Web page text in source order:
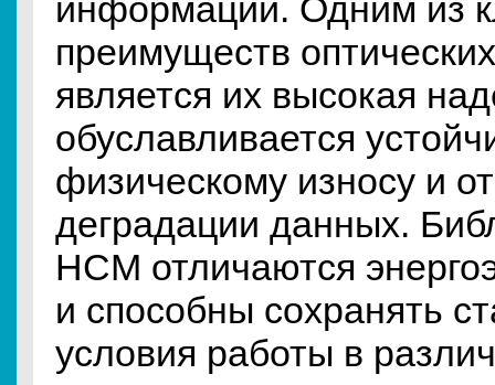
информации. Одним из
преимуществ
является их высокая
обуславливается
физическому износу и
деградации данных.
НСМ отличаются
и способны сохранять
условия работы в